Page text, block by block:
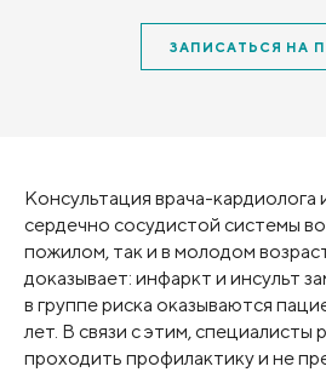
ЗАПИСАТЬСЯ НА
Консультация врача-кардиолога
сердечно сосудистой системы
пожилом, так и в молодом
доказывает: инфаркт и инсульт
в группе риска оказываются
лет. В связи с этим, специалисты
проходить профилактику и не